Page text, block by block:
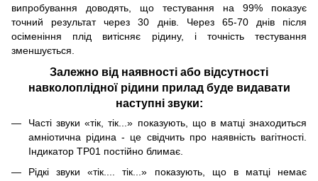
випробування доводять, що тестування на 99% показує
точний результат через 30 днів. Через 65-70 днів після
осіменіння плід витісняє рідину, і точність тестування
зменшується.
Залежно від наявності або відсутності
навколоплідної рідини прилад буде видавати
наступні звуки:
Часті звуки «тік, тік...» показують, що в матці знаходиться
амніотична рідина - це свідчить про наявність вагітності.
Індикатор ТР01 постійно блимає.
Рідкі звуки «тік.... тік...» показують, що в матці немає